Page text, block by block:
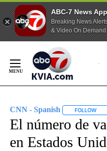
ABC-7 News App
Breaking News
& Video On Demand
Content
CNN - Spanish FOLLOW
El número de
en Estados